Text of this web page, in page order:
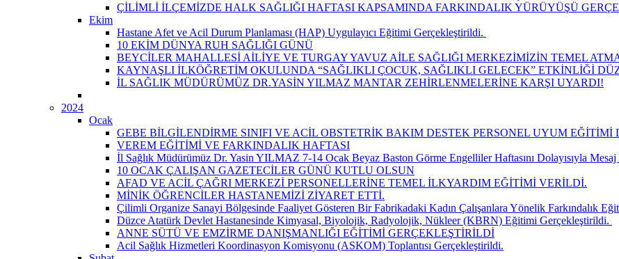
ÇİLİMLİ İLÇEMİZDE HALK SAĞLIĞI HAFTASI KAPSAMINDA FARKINDALIK YÜRÜYÜŞÜ
Ekim
Hastane Afet ve Acil Durum Planlaması (HAP) Uygulayıcı Eğitimi Gerçekleştirildi. ​
10 EKİM DÜNYA RUH SAĞLIĞI GÜNÜ
BEYCİLER MAHALLESİ AİLİYE VE TURGAY YAVUZ AİLE SAĞLIĞI MERKEZİMİZİN TEMEL
KAYNAŞLI İLKÖĞRETİM OKULUNDA “SAĞLIKLI ÇOCUK, SAĞLIKLI GELECEK” ETKİNLİĞİ
İL SAĞLIK MÜDÜRÜMÜZ DR.YASİN YILMAZ MANTAR ZEHİRLENMELERİNE KARŞI UYARDI!
2024
Ocak
GEBE BİLGİLENDİRME SINIFI VE ACİL OBSTETRİK BAKIM DESTEK PERSONEL UYUM EĞİTİMİ
VEREM EĞİTİMİ VE FARKINDALIK HAFTASI
İl Sağlık Müdürümüz Dr. Yasin YILMAZ 7-14 Ocak Beyaz Baston Görme Engelliler Haftasını Dolayısıyla Mesaj
10 OCAK ÇALIŞAN GAZETECİLER GÜNÜ KUTLU OLSUN
AFAD VE ACİL ÇAĞRI MERKEZİ PERSONELLERİNE TEMEL İLKYARDIM EĞİTİMİ VERİLDİ.
MİNİK ÖĞRENCİLER HASTANEMİZİ ZİYARET ETTİ.
Çilimli Organize Sanayi Bölgesinde Faaliyet Gösteren Bir Fabrikadaki Kadın Çalışanlara Yönelik Farkındalık
Düzce Atatürk Devlet Hastanesinde Kimyasal, Biyolojik, Radyolojik, Nükleer (KBRN) Eğitimi Gerçekleştirildi. ​
ANNE SÜTÜ VE EMZİRME DANIŞMANLIĞI EĞİTİMİ GERÇEKLEŞTİRİLDİ
Acil Sağlık Hizmetleri Koordinasyon Komisyonu (ASKOM) Toplantısı Gerçekleştirildi.